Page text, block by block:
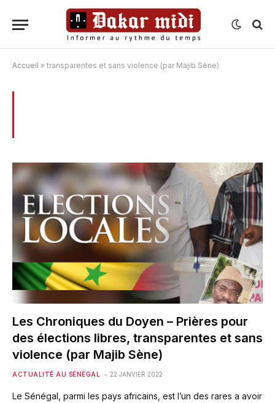
Accueil » transparentes et sans violence (par Majib Sène)
Les Chroniques du Doyen – Prières pour
des élections libres, transparentes et sans
violence (par Majib Sène)
ACTUALITÉ AU SÉNÉGAL 22 JANVIER 2022
Le Sénégal, parmi les pays africains, est l’un des rares a avoir